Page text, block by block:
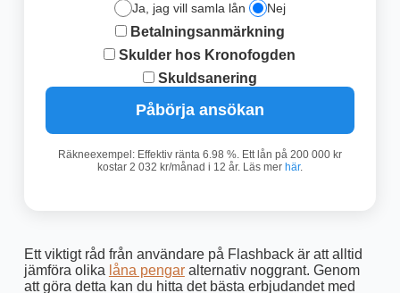
Ja, jag vill samla lån Nej
Betalningsanmärkning
Skulder hos Kronofogden
Skuldsanering
Påbörja ansökan
Räkneexempel: Effektiv ränta 6.98 %. Ett lån på 200 000 kr
kostar 2 032 kr/månad i 12 år. Läs mer här.
Ett viktigt råd från användare på Flashback är att alltid
jämföra olika låna pengaralternativ noggrant. Genom
att göra detta kan du hitta det bästa erbjudandet med